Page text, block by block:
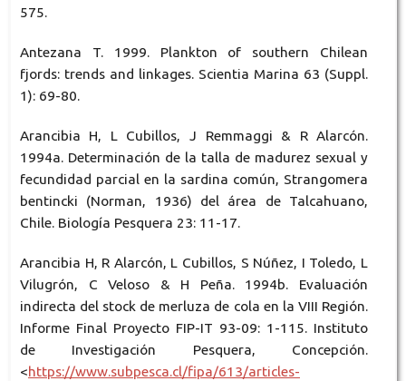
575.
Antezana T. 1999. Plankton of southern Chilean
fjords: trends and linkages. Scientia Marina 63 (Suppl.
1): 69-80.
Arancibia H, L Cubillos, J Remmaggi & R Alarcón.
1994a. Determinación de la talla de madurez sexual y
fecundidad parcial en la sardina común, Strangomera
bentincki (Norman, 1936) del área de Talcahuano,
Chile. Biología Pesquera 23: 11-17.
Arancibia H, R Alarcón, L Cubillos, S Núñez, I Toledo, L
Vilugrón, C Veloso & H Peña. 1994b. Evaluación
indirecta del stock de merluza de cola en la VIII Región.
Informe Final Proyecto FIP-IT 93-09: 1-115. Instituto
de Investigación Pesquera, Concepción.
<https://www.subpesca.cl/fipa/613/articles-